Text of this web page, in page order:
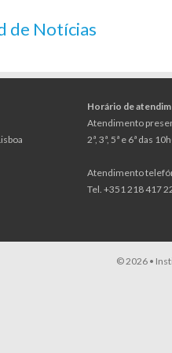
de Notícias
Horário de
Atendimento
2ª, 3ª, 5ª e 6ª das
Atendimento
Tel. +351 218 417
© 2026 •